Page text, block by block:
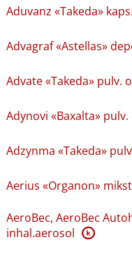
Aduvanz «Takeda» kaps.
Advagraf «Astellas»
Advate «Takeda» pulv.
Adynovi «Baxalta»
Adzynma «Takeda»
Aerius «Organon»
AeroBec, AeroBec
inhal.aerosol K